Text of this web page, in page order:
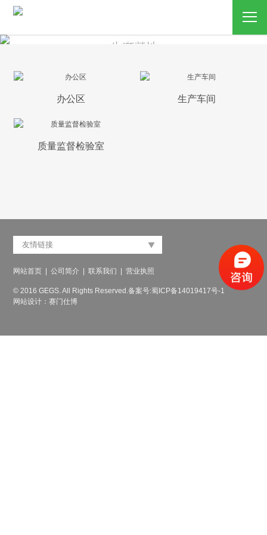
生产基地
办公区 生产车间
质量监督检验室
网站首页 |公司简介 |联系我们 |营业执照
© 2016 GEGS. All Rights Reserved.备案号:蜀ICP备14019417号-1
网站设计：赛门仕博